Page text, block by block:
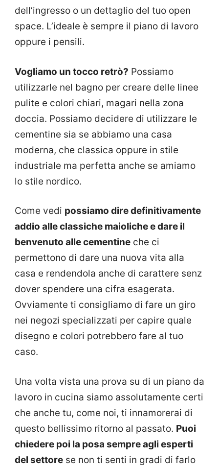
dell’ingresso o un dettaglio del tuo open
space. L’ideale è sempre il piano di lavoro
oppure i pensili.
Vogliamo un tocco retrò? Possiamo
utilizzarle nel bagno per creare delle linee
pulite e colori chiari, magari nella zona
doccia. Possiamo decidere di utilizzare le
cementine sia se abbiamo una casa
moderna, che classica oppure in stile
industriale ma perfetta anche se amiamo
lo stile nordico.
Come vedi possiamo dire definitivamente
addio alle classiche maioliche e dare il
benvenuto alle cementine che ci
permettono di dare una nuova vita alla
casa e rendendola anche di carattere senz
dover spendere una cifra esagerata.
Ovviamente ti consigliamo di fare un giro
nei negozi specializzati per capire quale
disegno e colori potrebbero fare al tuo
caso.
Una volta vista una prova su di un piano da
lavoro in cucina siamo assolutamente certi
che anche tu, come noi, ti innamorerai di
questo bellissimo ritorno al passato. Puoi
chiedere poi la posa sempre agli esperti
del settore se non ti senti in gradi di farlo